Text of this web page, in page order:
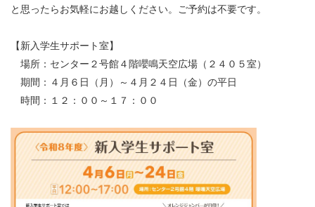
と思ったらお気軽にお越しください。ご予約は不要です。
【新入学生サポート室】
場所：センター２号館４階嚶鳴天空広場（２４０５室）
期間：４月６日（月）～４月２４日（金）の平日
時間：１２：００～１７：００